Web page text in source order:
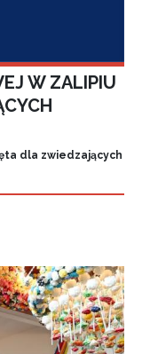
W ZALIPIU
dla zwiedzających